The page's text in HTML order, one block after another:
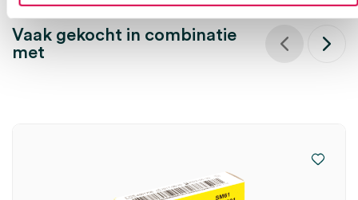
Vaak gekocht in combinatie
met